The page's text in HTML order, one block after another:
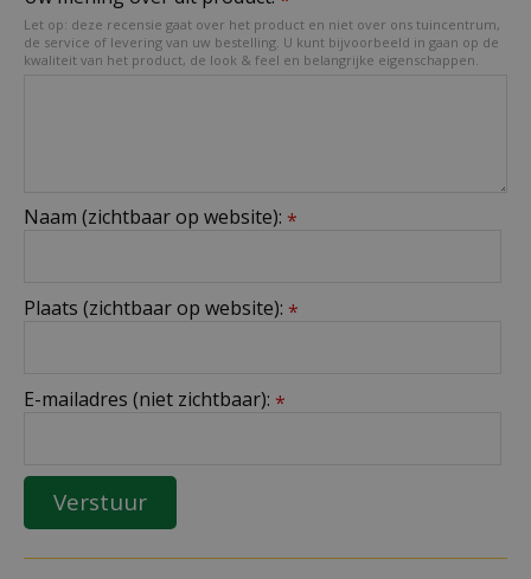
Let op: deze recensie gaat over het product en niet over ons tuincentrum,
de service of levering van uw bestelling. U kunt bijvoorbeeld in gaan op de
kwaliteit van het product, de look & feel en belangrijke eigenschappen.
Naam (zichtbaar op website): *
Plaats (zichtbaar op website): *
E-mailadres (niet zichtbaar): *